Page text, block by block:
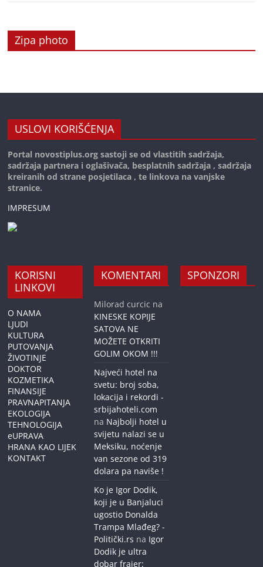
Zipa photo
USLOVI KORIŠĆENJA
Portal novostiplus.org sastoji se od vlastitih sadržaja,
sadržaja partnera i oglašivača, besplatnih sadržaja , sadržaja
kreiranih od strane posjetilaca , te linkova na vanjske
stranice.
IMPRESUM
KORISNI
LINKOVI
O NAMA
LJUDI
KULTURA
PUTOVANJA
ŽIVOTINJE
DOKTOR
KOZMETIKA
FINANSIJE
PRAVNAPITANJA
EKOLOGIJA
TEHNOLOGIJA
eUPRAVA
HRANA KAO LIJEK
KONTAKT
KOMENTARI
Milorad curcic na
KINESKE KOPIJE
SATOVA NE
MOŽETE OTKRITI
GOLIM OKOM !!!
Najveći hotel na
svetu: broj soba,
lokacija i rekordi -
srbijahoteli.com
na Najbolji hotel u
svijetu nalazi se u
Meksiku, noćenje
van sezone od 319
dolara pa naviše !
Ko je Igor Dodik,
koji je u Banjaluci
ugostio Donalda
Trampa Mlađeg? -
Politički.rs na Igor
Dodik je ultra
dobar frajer:
SPONZORI